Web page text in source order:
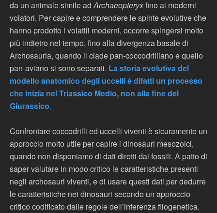
da un animale simile ad Archaeopteryxfino ai moderni
volatori. Per capire e comprendere le spinte evolutive che
hanno prodotto i volatili moderni, occorre spingersi molto
più indietro nel tempo, fino alla divergenza basale di
Archosauria, quando il clade pan-coccodrilliano e quello
pan-aviano si sono separati. La storia evolutiva del
modello anatomico degli uccelli è difatti un processo
che inizia nel Triassico Medio, non alla fine del
Giurassico.
Confrontare coccodrilli ed uccelli viventi è sicuramente un
approccio molto utile per capire i dinosauri mesozoici,
quando non disponiamo di dati diretti dai fossili. A patto di
saper valutare in modo critico le caratteristiche presenti
negli archosauri viventi, e di usare questi dati per dedurre
le caratteristiche nei dinosauri secondo un approccio
critico codificato dalle regole dell’inferenza filogenetica.